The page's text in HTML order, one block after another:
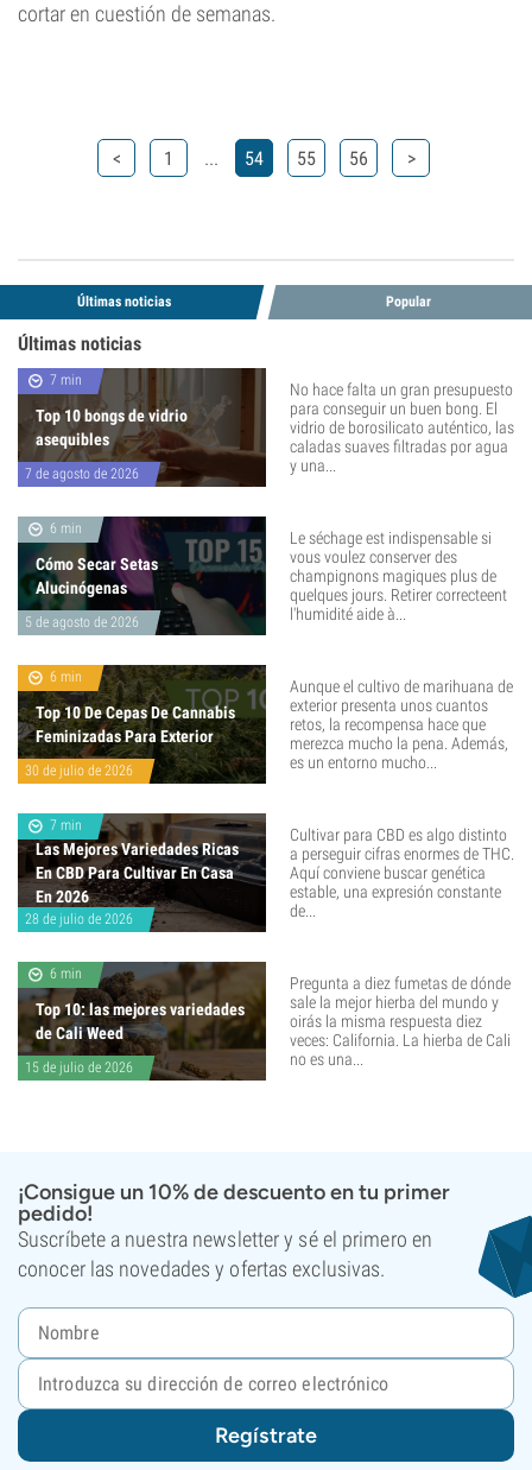
cortar en cuestión de semanas.
< 1 ... 54 55 56 >
Últimas noticias Popular
Últimas noticias
7 min
Top 10 bongs de vidrio
asequibles
7 de agosto de 2026
No hace falta un gran presupuesto
para conseguir un buen bong. El
vidrio de borosilicato auténtico, las
caladas suaves filtradas por agua
y una...
6 min
Cómo Secar Setas
Alucinógenas
5 de agosto de 2026
Le séchage est indispensable si
vous voulez conserver des
champignons magiques plus de
quelques jours. Retirer correcteent
l'humidité aide à...
6 min
Top 10 De Cepas De Cannabis
Feminizadas Para Exterior
30 de julio de 2026
Aunque el cultivo de marihuana de
exterior presenta unos cuantos
retos, la recompensa hace que
merezca mucho la pena. Además,
es un entorno mucho...
7 min
Las Mejores Variedades Ricas
En CBD Para Cultivar En Casa
En 2026
28 de julio de 2026
Cultivar para CBD es algo distinto
a perseguir cifras enormes de THC.
Aquí conviene buscar genética
estable, una expresión constante
de...
6 min
Top 10: las mejores variedades
de Cali Weed
15 de julio de 2026
Pregunta a diez fumetas de dónde
sale la mejor hierba del mundo y
oirás la misma respuesta diez
veces: California. La hierba de Cali
no es una...
¡Consigue un 10% de descuento en tu primer
pedido!
Suscríbete a nuestra newsletter y sé el primero en
conocer las novedades y ofertas exclusivas.
Regístrate